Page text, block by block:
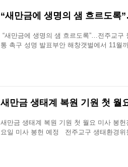
“새만금에 생명의 샘 흐르도록
“새만금에 생명의 샘 흐르도록”…전주교
통 촉구 성명 발표부안 해창갯벌에서 11월
새만금 생태계 복원 기원 첫 월
새만금 생태계 복원 기원 첫 월요 미사 봉
요일 미사 봉헌 예정 전주교구 생태환경